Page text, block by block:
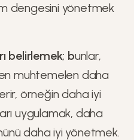
dengesini yönetmek
belirlemek; bunlar,
muhtemelen daha
örneğin daha iyi
uygulamak, daha
daha iyi yönetmek.